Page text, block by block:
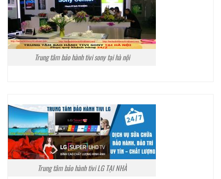
Trung tâm bảo hành tivi sony tại hà nội
Trung tâm bảo hành tivi LG TẠI NHÀ